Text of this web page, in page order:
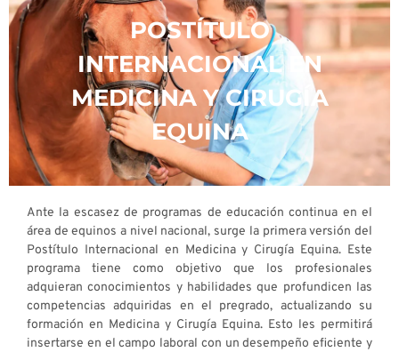
POSTÍTULO
INTERNACIONAL EN
MEDICINA Y CIRUGÍA
EQUINA
Ante la escasez de programas de educación continua en el
área de equinos a nivel nacional, surge la primera versión del
Postítulo Internacional en Medicina y Cirugía Equina. Este
programa tiene como objetivo que los profesionales
adquieran conocimientos y habilidades que profundicen las
competencias adquiridas en el pregrado, actualizando su
formación en Medicina y Cirugía Equina. Esto les permitirá
insertarse en el campo laboral con un desempeño eficiente y